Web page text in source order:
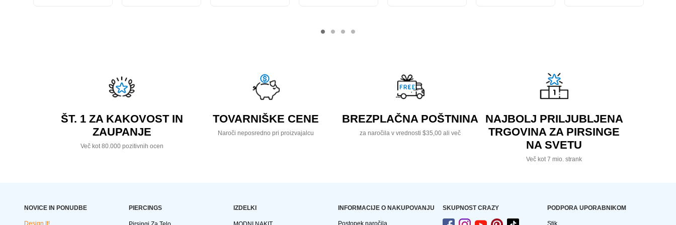
ŠT. 1 ZA KAKOVOST IN
ZAUPANJE
Več kot 80.000 pozitivnih ocen
TOVARNIŠKE CENE
Naroči neposredno pri proizvajalcu
BREZPLAČNA POŠTNINA
za naročila v vrednosti $35,00 ali več
NAJBOLJ PRILJUBLJENA
TRGOVINA ZA PIRSINGE
NA SVETU
Več kot 7 mio. strank
NOVICE IN PONUDBE
Design It!
PIERCINGS IZDELKI INFORMACIJE O NAKUPOVANJU
Postopek naročila
SKUPNOST CRAZY PODPORA UPORABNIKOM
Stik